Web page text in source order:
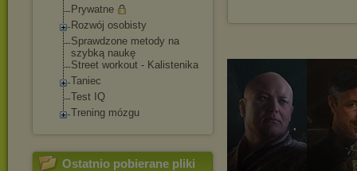
Prywatne
Rozwój osobisty
Sprawdzone metody na
szybką naukę
Street workout - Kalistenika
Taniec
Test IQ
Trening mózgu
Ostatnio pobierane pliki